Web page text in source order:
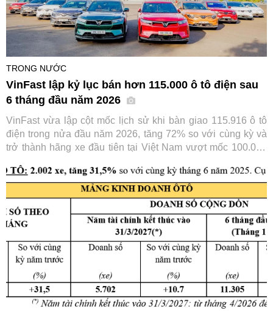
TRONG NƯỚC
VinFast lập kỷ lục bán hơn 115.000 ô tô điện sau
6 tháng đầu năm 2026
VinFast vừa lập cột mốc lịch sử khi bàn giao 115.916 ô tô
điện trong nửa đầu năm 2026, tăng 72% so với cùng kỳ và
trở thành hãng xe đầu tiên tại Việt Nam vượt mốc 100.000
số một của VinFast trên thị trường ô tô trong nước.